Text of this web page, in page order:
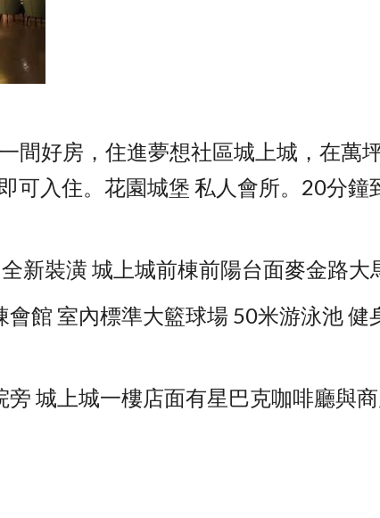
間好房，住進夢想社區城上城，在萬
可入住。花園城堡 私人會所。20分鐘
新裝潢 城上城前棟前陽台面麥金路大
館 室內標準大籃球場 50米游泳池
城上城一樓店面有星巴克咖啡廳與商